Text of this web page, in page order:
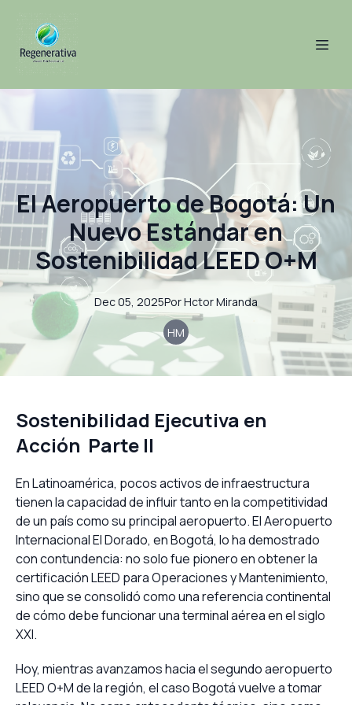
El Aeropuerto de Bogotá: Un
Nuevo Estándar en
Sostenibilidad LEED O+M
Dec 05, 2025PorHctorMiranda
HM
Sostenibilidad Ejecutiva en
Acción Parte II
En Latinoamérica, pocos activos de infraestructura
tienen la capacidad de influir tanto en la competitividad
de un país como su principal aeropuerto. El Aeropuerto
Internacional El Dorado, en Bogotá, lo ha demostrado
con contundencia: no solo fue pionero en obtener la
certificación LEED para Operaciones y Mantenimiento,
sino que se consolidó como una referencia continental
de cómo debe funcionar una terminal aérea en el siglo
XXI.
Hoy, mientras avanzamos hacia el segundo aeropuerto
LEED O+M de la región, el caso Bogotá vuelve a tomar